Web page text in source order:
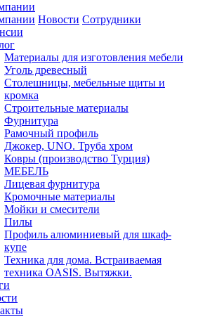
Новости Сотрудники
Материалы для изготовления мебели
Уголь древесный
Столешницы, мебельные щиты и
кромка
Строительные материалы
Фурнитура
Рамочный профиль
Джокер, UNO. Труба хром
Ковры (производство Турция)
МЕБЕЛЬ
Лицевая фурнитура
Кромочные материалы
Мойки и смесители
Пилы
Профиль алюминиевый для шкаф-
купе
Техника для дома. Встраиваемая
техника OASIS. Вытяжки.